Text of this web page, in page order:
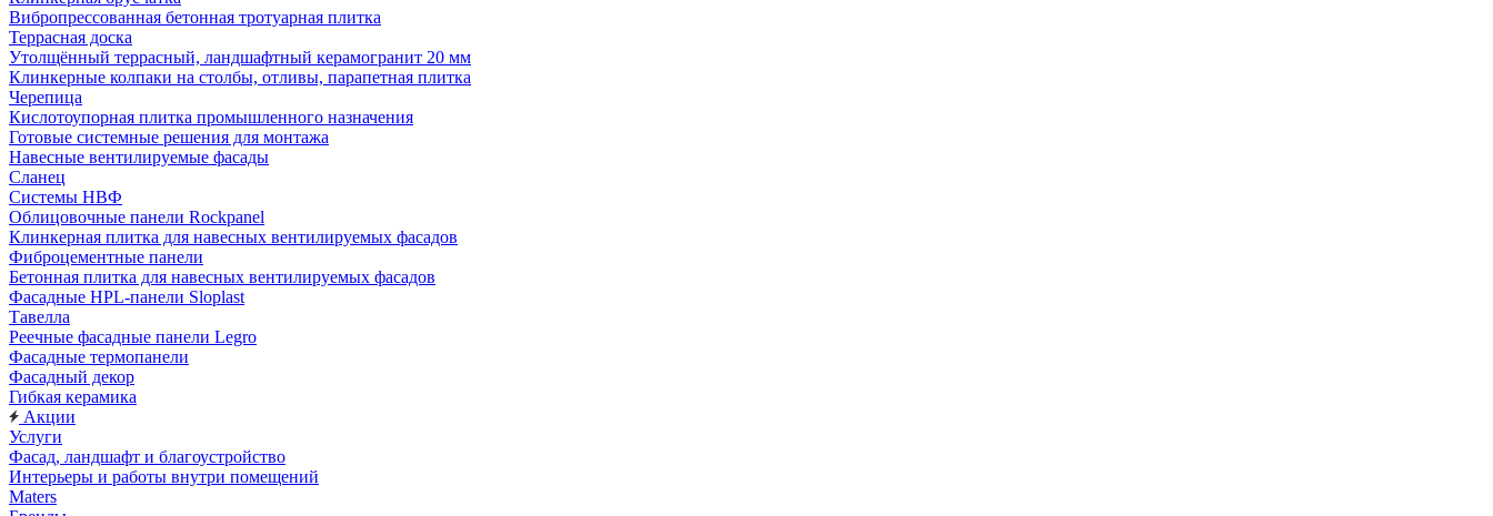
Вибропрессованная бетонная тротуарная плитка
Террасная доска
Утолщённый террасный, ландшафтный керамогранит 20 мм
Клинкерные колпаки на столбы, отливы, парапетная плитка
Черепица
Кислотоупорная плитка промышленного назначения
Готовые системные решения для монтажа
Навесные вентилируемые фасады
Сланец
Системы НВФ
Облицовочные панели Rockpanel
Клинкерная плитка для навесных вентилируемых фасадов
Фиброцементные панели
Бетонная плитка для навесных вентилируемых фасадов
Фасадные HPL-панели Sloplast
Тавелла
Реечные фасадные панели Legro
Фасадные термопанели
Фасадный декор
Гибкая керамика
Акции
Услуги
Фасад, ландшафт и благоустройство
Интерьеры и работы внутри помещений
Maters